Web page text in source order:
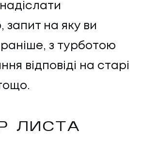
запит на яку ви
з турботою
відповіді на старі
ЛИСТА